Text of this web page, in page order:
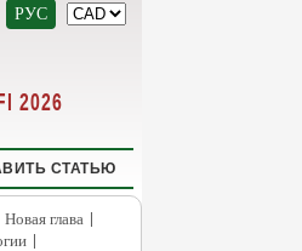
РУС
2026
СТАТЬЮ
Новая глава |
|